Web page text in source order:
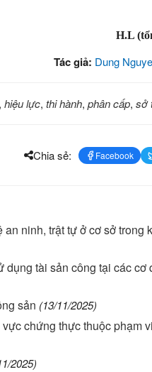
H.L
Tác giả: Dung
, hiệu lực, thi hành, phân cấp, sở
Chia sẻ: Facebook
ninh, trật tự ở cơ sở trong
tài sản công tại các cơ
sản (13/11/2025)
chứng thực thuộc phạm
2025)